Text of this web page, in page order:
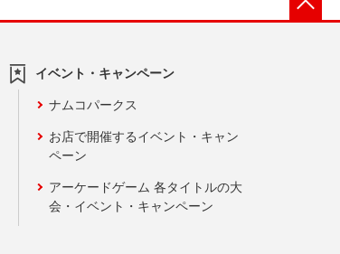
イベント・キャンペーン
ナムコパークス
お店で開催するイベント・キャン
ペーン
アーケードゲーム 各タイトルの大
会・イベント・キャンペーン